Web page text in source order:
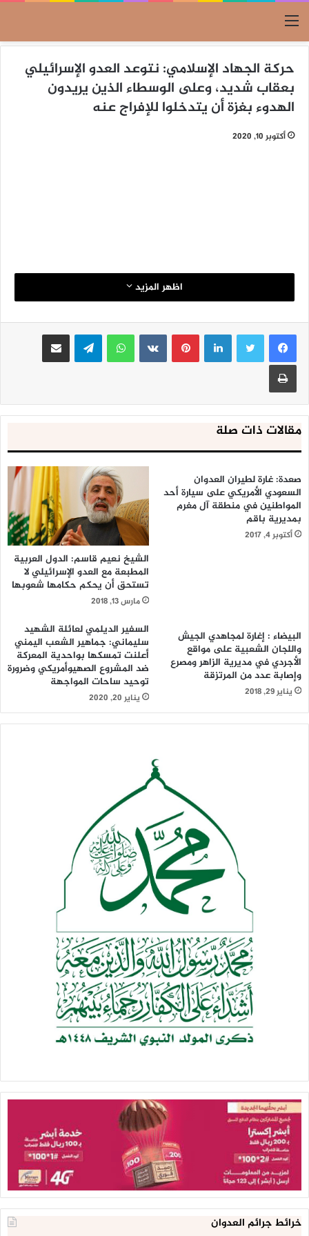
القائمة
حركة الجهاد الإسلامي: نتوعد العدو الإسرائيلي
بعقاب شديد، وعلى الوسطاء الذين يريدون
الهدوء بغزة أن يتدخلوا للإفراج عنه
أكتوبر 10, 2020
اظهر المزيد
لينكدإنبينتيريست واتساب تيلقرام مشاركة عبر البريد
طباعة
مقالات ذات صلة
صعدة: غارة لطيران العدوان
السعودي الأمريكي على سيارة أحد
المواطنين في منطقة آل مغرم
بمديرية باقم
أكتوبر 4, 2017
الشيخ نعيم قاسم: الدول العربية
المطبعة مع العدو الإسرائيلي لا
تستحق أن يحكم حكامها شعوبها
مارس 13, 2018
البيضاء : إغارة لمجاهدي الجيش
واللجان الشعبية على مواقع
الأجردي في مديرية الزاهر ومصرع
وإصابة عدد من المرتزقة
يناير 29, 2018
السفير الديلمي لعائلة الشهيد
سليماني: جماهير الشعب اليمني
أعلنت تمسكها بواحدية المعركة
ضد المشروع الصهيوأمريكي وضرورة
توحيد ساحات المواجهة
يناير 20, 2020
خرائط جرائم العدوان